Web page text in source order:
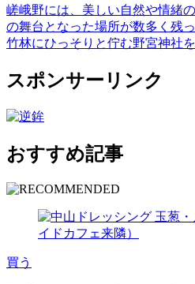
嵯峨野には、美しい自然や情緒
の舞台となった場所が数多く残
竹林にひっそりと佇む野宮神社を
スポンサーリンク
おすすめ記事
買う